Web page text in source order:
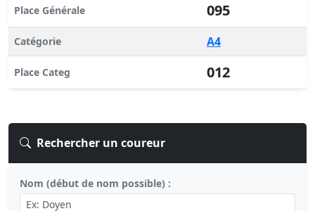
Place Générale 095
Catégorie A4
Place Categ 012
Rechercher un coureur
Nom (début de nom possible) :